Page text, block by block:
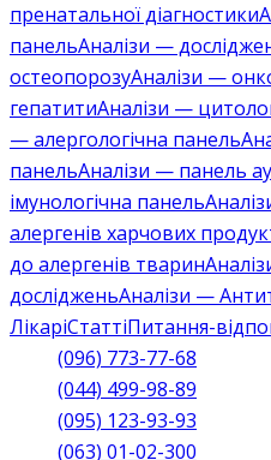
пренатальної діагностики
панельАналізи —
остеопорозуАналізи —
гепатитиАналізи —
— алергологічна панель
панельАналізи — панель
імунологічна панель
алергенів харчових
до алергенів тварин
дослідженьАналізи —
ЛікаріСтаттіПитання-
(096) 773-77-68
(044) 499-98-89
(095) 123-93-93
(063) 01-02-300